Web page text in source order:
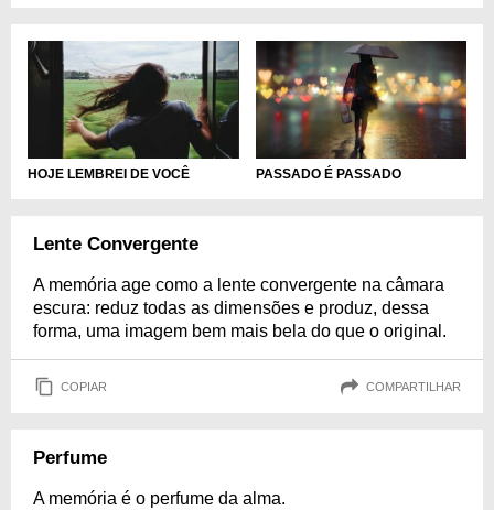
HOJE LEMBREI DE VOCÊ PASSADO É PASSADO
Lente Convergente
A memória age como a lente convergente na câmara
escura: reduz todas as dimensões e produz, dessa
forma, uma imagem bem mais bela do que o original.
COPIAR COMPARTILHAR
Perfume
A memória é o perfume da alma.